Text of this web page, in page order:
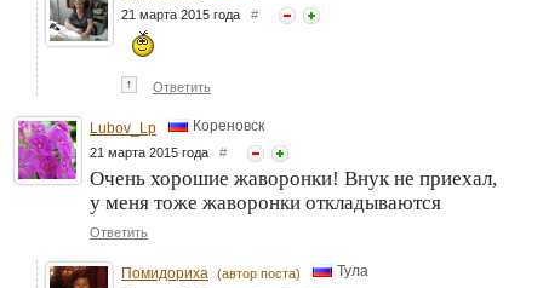
21 марта 2015 года #
↑ Ответить
Lubov_Lp Кореновск
21 марта 2015 года #
Очень хорошие жаворонки! Внук не приехал,
у меня тоже жаворонки откладываются
Ответить
Помидориха (автор поста) Тула